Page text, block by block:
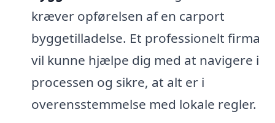
kræver opførelsen af en carport
byggetilladelse. Et professionelt firma
vil kunne hjælpe dig med at navigere i
processen og sikre, at alt er i
overensstemmelse med lokale regler.